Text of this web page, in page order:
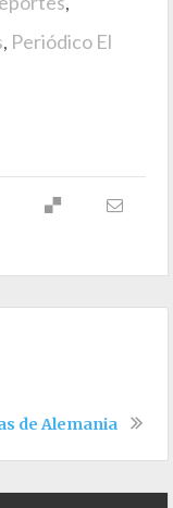
, Periódico El
de Alemania